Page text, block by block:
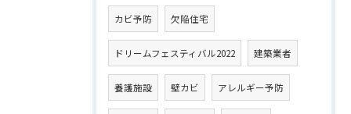
カビ予防 欠陥住宅
ドリームフェスティバル2022 建築業者
養護施設 壁カビ アレルギー予防